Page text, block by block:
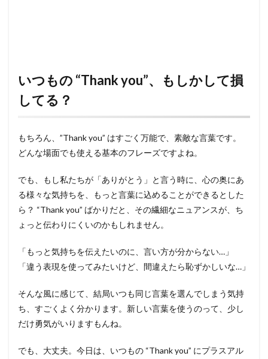
いつもの “Thank you”、もしかして損
してる？
もちろん、”Thank you” はすごく万能で、素敵な言葉です。
どんな場面でも使える基本のフレーズですよね。
でも、もし私たちが「ありがとう」と言う時に、心の奥にあ
る様々な気持ちを、もっと言葉に込めることができるとした
ら？ “Thank you” ばかりだと、その繊細なニュアンスが、ち
ょっと伝わりにくいのかもしれません。
「もっと気持ちを伝えたいのに、言い方が分からない…」
「違う表現を使ってみたいけど、間違えたら恥ずかしいな…」
そんな風に感じて、結局いつも同じ言葉を選んでしまう気持
ち、すごくよく分かります。新しい言葉を使うのって、少し
だけ勇気がいりますもんね。
でも、大丈夫。今日は、いつもの “Thank you” にプラスアル